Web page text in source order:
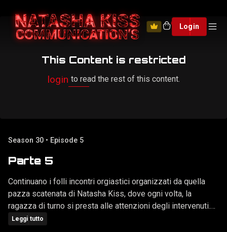
Login
This Content is restricted
login to read the rest of this content.
Season 30 • Episode 5
Parte 5
Continuano i folli incontri orgiastici organizzati da quella
pazza scatenata di Natasha Kiss, dove ogni volta, la
ragazza di turno si presta alle attenzioni degli intervenuti.
Questa volta è il turno di Sissy Shubert, la quale non si è
Leggi tutto